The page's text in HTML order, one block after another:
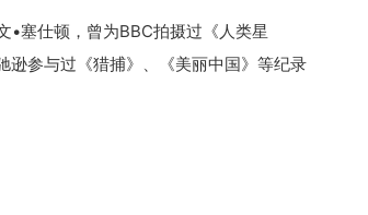
•塞仕顿，曾为BBC拍摄过《人类星
逊参与过《猎捕》、《美丽中国》等纪录